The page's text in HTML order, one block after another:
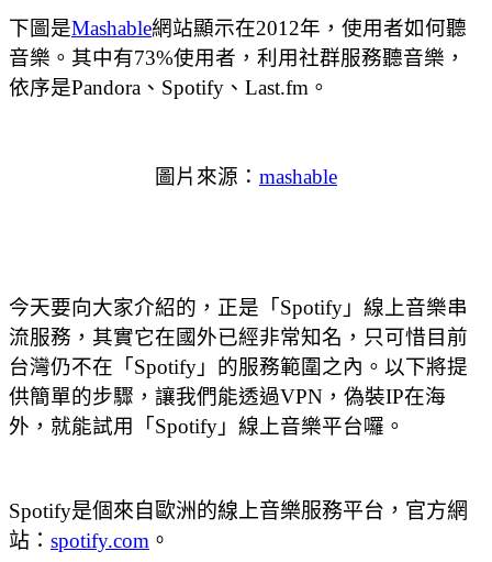
下圖是Mashable網站顯示在2012年，使用者如何聽
音樂。其中有73%使用者，利用社群服務聽音樂，
依序是Pandora、Spotify、Last.fm。
圖片來源： mashable
今天要向大家介紹的，正是「Spotify」線上音樂串
流服務，其實它在國外已經非常知名，只可惜目前
台灣仍不在「Spotify」的服務範圍之內。以下將提
供簡單的步驟，讓我們能透過VPN，偽裝IP在海
外，就能試用「Spotify」線上音樂平台囉。
Spotify是個來自歐洲的線上音樂服務平台，官方網
站： spotify.com 。